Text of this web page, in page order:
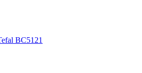
BC5121